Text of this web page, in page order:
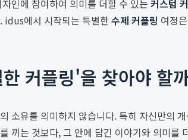
인에 참여하여 의미를 더할 수 있는 커스텀
idus에서 시작되는 특별한 수제 커플링 여정
커플링'을 찾아야 할
소유를 의미하지 않습니다. 특히 자신만의
끼는 것보다, 그 안에 담긴 이야기와 의미